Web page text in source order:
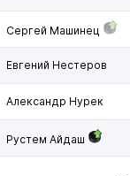
Сергей Машинец
Евгений Нестеров
Александр Нурек
Рустем Айдаш